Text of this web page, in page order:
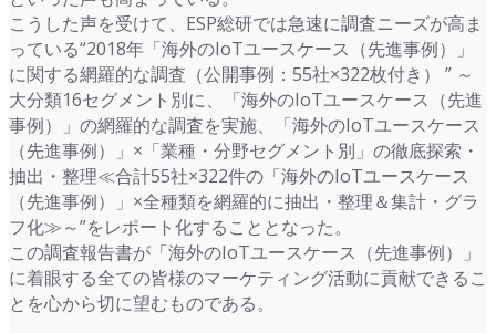
こうした声を受けて、ESP総研では急速に調査ニーズが高ま
っている“2018年「海外のIoTユースケース（先進事例）」
に関する網羅的な調査（公開事例：55社×322枚付き） ” ～
大分類16セグメント別に、「海外のIoTユースケース（先進
事例）」の網羅的な調査を実施、「海外のIoTユースケース
（先進事例）」×「業種・分野セグメント別」の徹底探索・
抽出・整理≪合計55社×322件の「海外のIoTユースケース
（先進事例）」×全種類を網羅的に抽出・整理＆集計・グラ
フ化≫～”をレポート化することとなった。
この調査報告書が「海外のIoTユースケース（先進事例）」
に着眼する全ての皆様のマーケティング活動に貢献できるこ
とを心から切に望むものである。